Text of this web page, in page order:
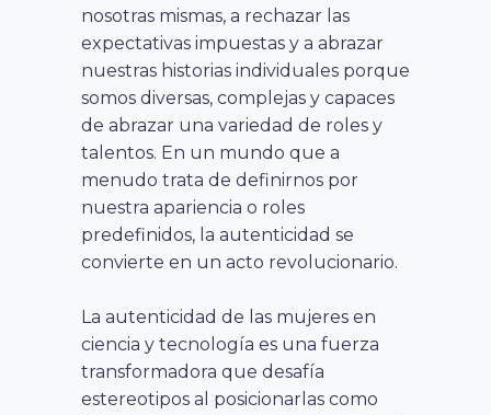
nosotras mismas, a rechazar las
expectativas impuestas y a abrazar
nuestras historias individuales porque
somos diversas, complejas y capaces
de abrazar una variedad de roles y
talentos. En un mundo que a
menudo trata de definirnos por
nuestra apariencia o roles
predefinidos, la autenticidad se
convierte en un acto revolucionario.
La autenticidad de las mujeres en
ciencia y tecnología es una fuerza
transformadora que desafía
estereotipos al posicionarlas como